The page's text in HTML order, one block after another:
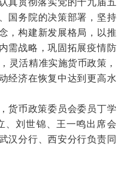
国务院的决策部署，坚持
，构建新发展格局，以推
需战略，巩固拓展疫情防
灵活精准实施货币政策，
经济在恢复中达到更高水
币政策委员会委员丁学
、刘世锦、王一鸣出席会
汉分行、西安分行负责同